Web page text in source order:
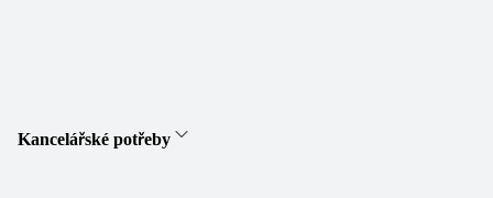
Kancelářské potřeby